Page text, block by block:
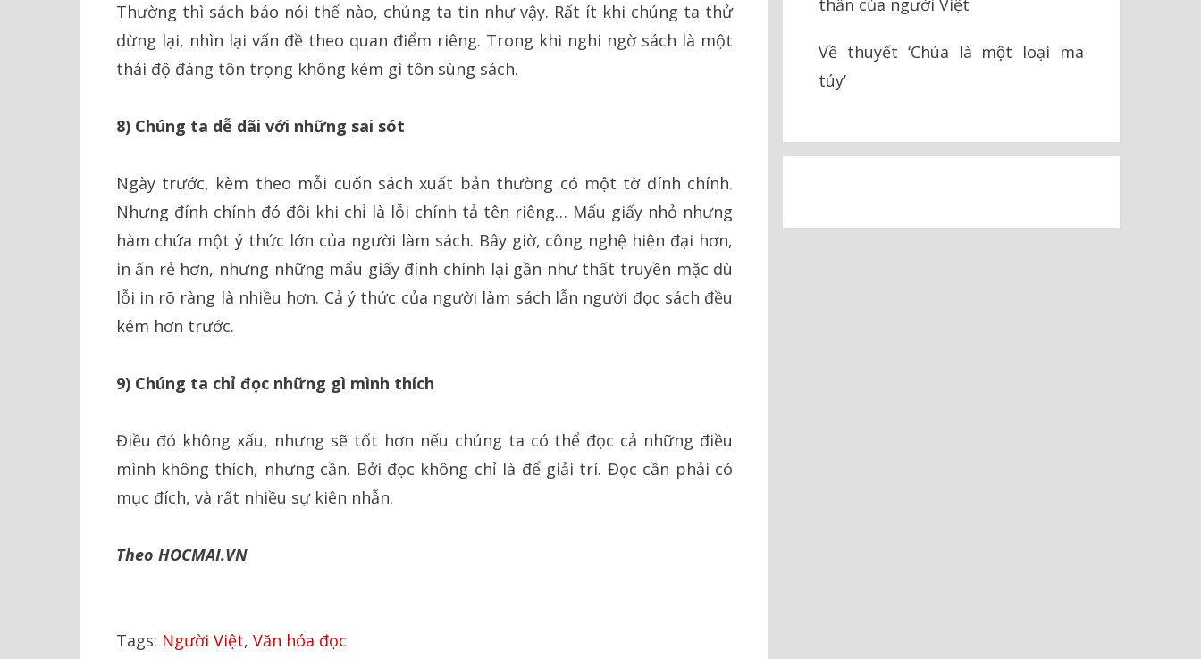
Thường thì sách báo nói thế nào, chúng ta tin như vậy. Rất ít khi chúng ta thử
dừng lại, nhìn lại vấn đề theo quan điểm riêng. Trong khi nghi ngờ sách là một
thái độ đáng tôn trọng không kém gì tôn sùng sách.
8) Chúng ta dễ dãi với những sai sót
Ngày trước, kèm theo mỗi cuốn sách xuất bản thường có một tờ đính chính.
Nhưng đính chính đó đôi khi chỉ là lỗi chính tả tên riêng… Mẩu giấy nhỏ nhưng
hàm chứa một ý thức lớn của người làm sách. Bây giờ, công nghệ hiện đại hơn,
in ấn rẻ hơn, nhưng những mẩu giấy đính chính lại gần như thất truyền mặc dù
lỗi in rõ ràng là nhiều hơn. Cả ý thức của người làm sách lẫn người đọc sách đều
kém hơn trước.
9) Chúng ta chỉ đọc những gì mình thích
Điều đó không xấu, nhưng sẽ tốt hơn nếu chúng ta có thể đọc cả những điều
mình không thích, nhưng cần. Bởi đọc không chỉ là để giải trí. Đọc cần phải có
mục đích, và rất nhiều sự kiên nhẫn.
Theo HOCMAI.VN
Tags: Người Việt, Văn hóa đọc
thần của người Việt
Về thuyết ‘Chúa là một loại ma
túy’